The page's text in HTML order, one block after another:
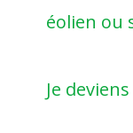
éolien ou
Je